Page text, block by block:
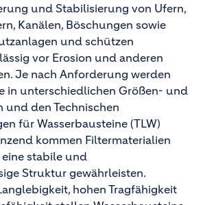
und Stabilisierung von Ufern,
Kanälen, Böschungen sowie
und schützen
vor Erosion und anderen
Je nach Anforderung werden
in unterschiedlichen Größen- und
und den Technischen
für Wasserbausteine (TLW)
kommen Filtermaterialien
eine stabile und
Struktur gewährleisten.
hohen Tragfähigkeit